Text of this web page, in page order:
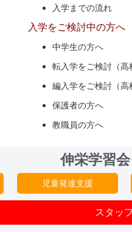
入学までの流れ
入学をご検討中の方へ
中学生の方へ
転入学をご検討（高
編入学をご検討（
保護者の方へ
教職員の方へ
伸栄学習
児童発達支援
スタッ